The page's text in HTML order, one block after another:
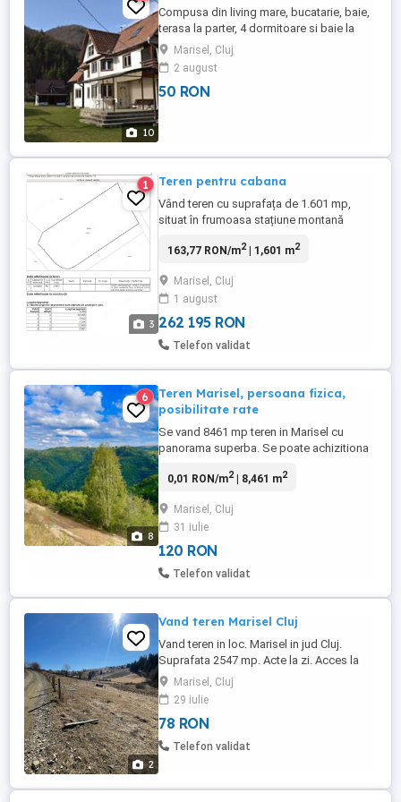
10
Compusa din living mare, bucatarie, baie,
terasa la parter, 4 dormitoare si baie la
etaj. 2 dormitoare si o baie la mansarda. In
curte: gratar ,ceaun, balansoare, foisor,
masa de tenis,topogane pentru
copii,tiroliana Capacitate max 22
Marisel, Cluj
2 august
50 RON
3
1 Teren pentru cabana
Vând teren cu suprafața de 1.601 mp,
situat în frumoasa stațiune montană
de Cluj-Napoca, în inima Munților Apuseni.
spectaculoase, aerul curat și numeroasele
atracții turistice, fiind perfectă pentru
construirea unei cabane ...
163,77 RON/m2| 1,601 m2
Marisel, Cluj
1 august
262 195 RON
Telefon validat
8
6
Teren Marisel, persoana fizica,
posibilitate rate
Se vand 8461 mp teren in Marisel cu
panorama superba. Se poate achizitiona
mp. Terenul: - este situat in extravilan, dar
se construieste in present - front de 160
ml la DJ 107P - partia de ski este la 10
minute ...
0,01 RON/m2| 8,461 m2
Marisel, Cluj
31 iulie
120 RON
Telefon validat
2
Vand teren Marisel Cluj
Vand teren in loc. Marisel in jud Cluj.
Suprafata 2547 mp. Acte la zi. Acces la
drum. Zona linistita. Pret negociabil 15
euro mp. Detalii la nr
Marisel, Cluj
29 iulie
78 RON
Telefon validat